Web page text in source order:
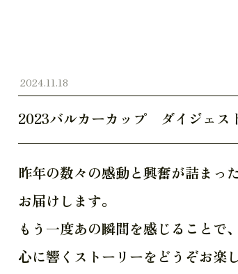
2024.11.18
2023バルカーカップ ダイジェス
昨年の数々の感動と興奮が詰まっ
お届けします。
もう一度あの瞬間を感じることで
心に響くストーリーをどうぞお楽